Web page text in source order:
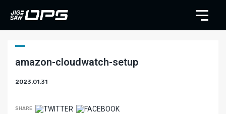
amazon-cloudwatch-setup
2023.01.31
SHARE